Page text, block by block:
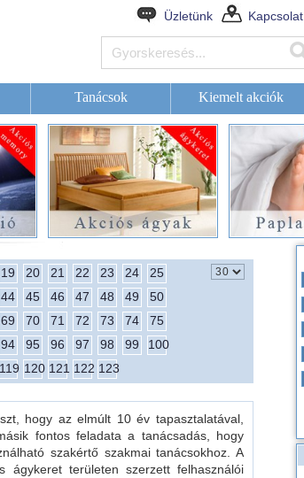
Üzletünk Kapcsolat
Tanácsok Kiemelt akciók
19 20 21 22 23 24
25
44 45 46 47 48 49
50
69 70 71 72 73 74
75
94 95 96 97 98 99
100
119 120 121 122 123
hogy az elmúlt 10 év tapasztalatával,
fontos feladata a tanácsadás, hogy
szakértő szakmai tanácsokhoz. A
területen szerzett felhasználói